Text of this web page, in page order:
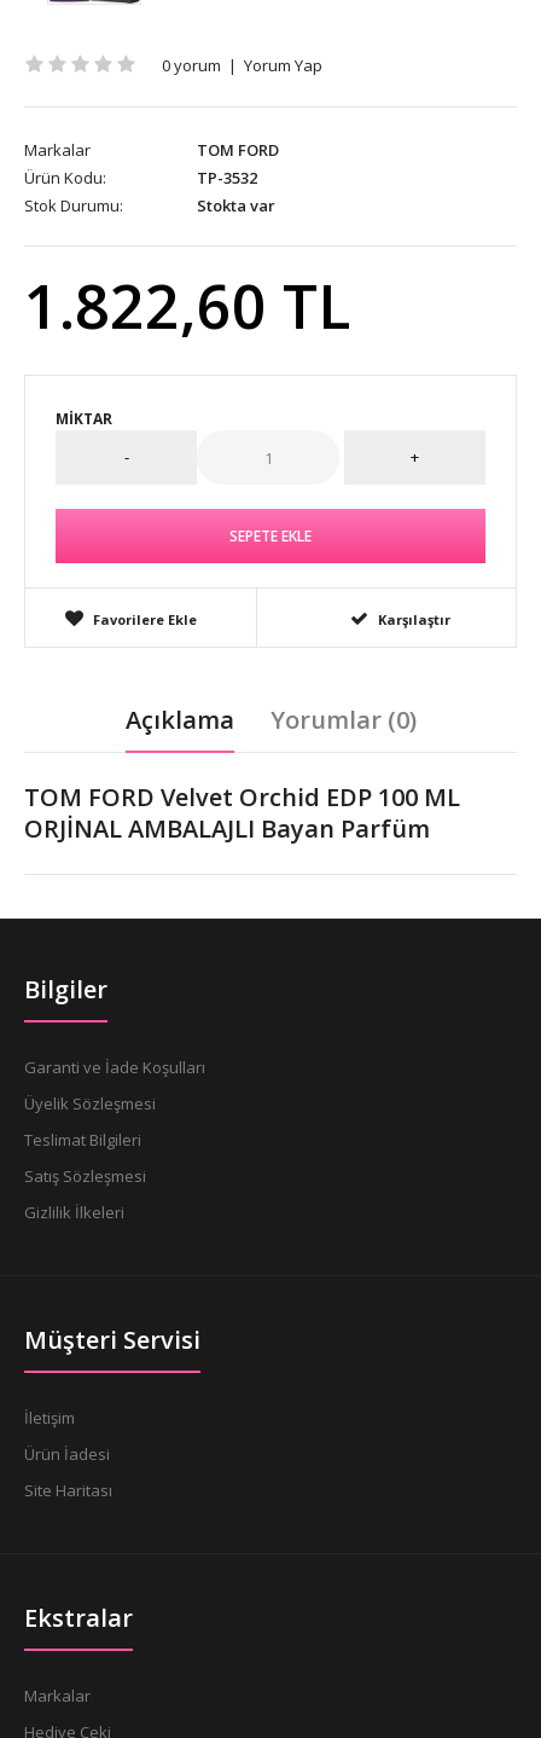
0 yorum | Yorum Yap
Markalar
TOM FORD
Ürün Kodu:
TP-3532
Stok Durumu:
Stokta var
1.822,60 TL
MIKTAR
Favorilere Ekle Karşılaştır
Açıklama Yorumlar (0)
TOM FORD Velvet Orchid EDP 100 ML
ORJİNAL AMBALAJLI Bayan Parfüm
Bilgiler
Garanti ve İade Koşulları
Üyelik Sözleşmesi
Teslimat Bilgileri
Satış Sözleşmesi
Gizlilik İlkeleri
Müşteri Servisi
İletişim
Ürün İadesi
Site Haritası
Ekstralar
Markalar
Hediye Çeki